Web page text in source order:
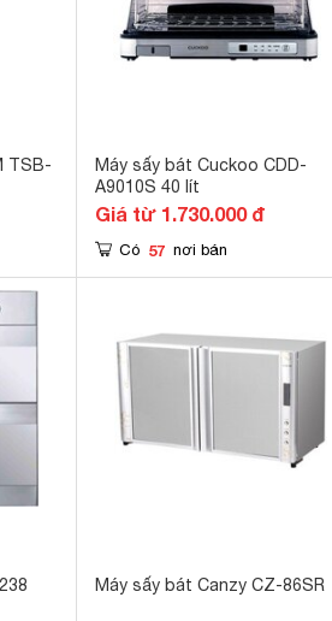
TSB-
Máy sấy bát Cuckoo CDD-
A9010S 40 lít
Giá từ 1.730.000 đ
Có 57 nơi bán
Máy sấy bát Canzy CZ-86SR